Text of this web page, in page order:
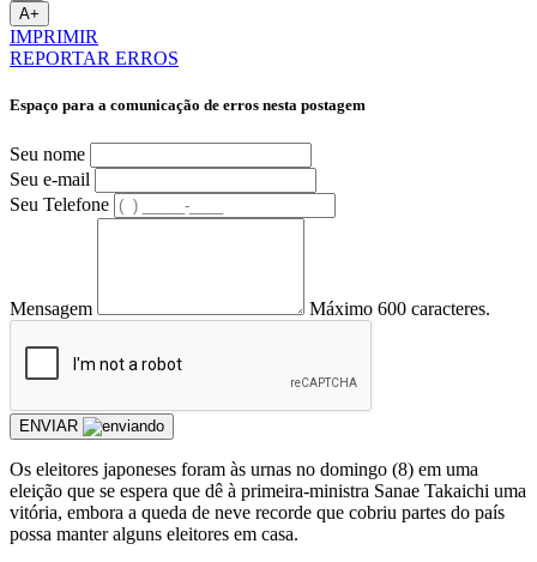
A+
IMPRIMIR
REPORTAR ERROS
Espaço para a comunicação de erros nesta postagem
Seu nome
Seu e-mail
Seu Telefone
Mensagem Máximo 600 caracteres.
ENVIAR
Os eleitores japoneses foram às urnas no domingo (8) em uma
eleição que se espera que dê à primeira-ministra Sanae Takaichi uma
vitória, embora a queda de neve recorde que cobriu partes do país
possa manter alguns eleitores em casa.